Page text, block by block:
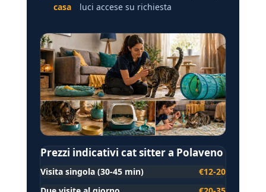
casa
luci accese su richiesta
Prezzi indicativi cat sitter a Polaveno
Visita singola (30-45 min)
€12-20